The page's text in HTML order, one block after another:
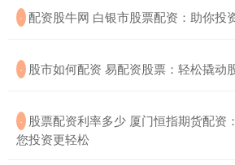
· 配资股牛网 白银市股票配资：助你投
· 股市如何配资 易配资股票：轻松撬动
· 股票配资利率多少 厦门恒指期货配资
您投资更轻松